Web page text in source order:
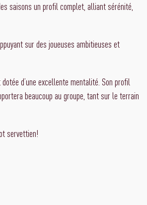
saisons un profil complet, alliant sérénité,
sur des joueuses ambitieuses et
d’une excellente mentalité. Son profil
beaucoup au groupe, tant sur le terrain
servettien!